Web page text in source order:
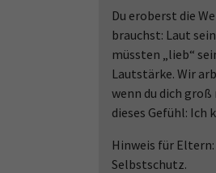
Du eroberst die
brauchst: Laut
müssten „lieb“
Lautstärke. Wir
wenn du dich
dieses Gefühl: Ich
Hinweis für
Selbstschutz.